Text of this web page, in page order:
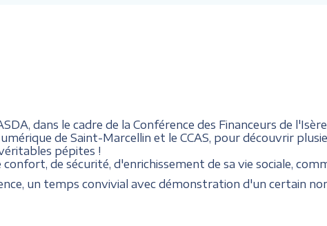
dans le cadre de la Conférence des Financeurs de l'Isère
de Saint-Marcellin et le CCAS, pour découvrir
pépites !
confort, de sécurité, d'enrichissement de sa vie sociale,
un temps convivial avec démonstration d'un certain